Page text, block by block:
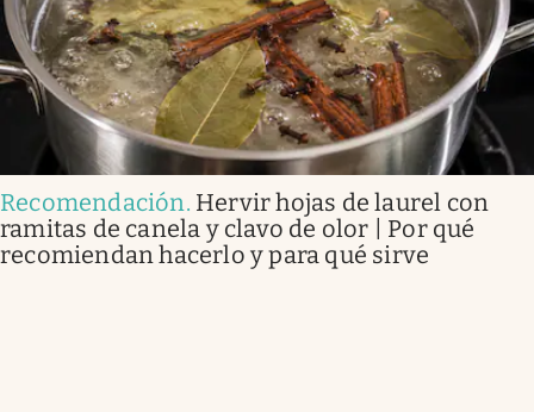
Recomendación. Hervir hojas de laurel con
ramitas de canela y clavo de olor | Por qué
recomiendan hacerlo y para qué sirve